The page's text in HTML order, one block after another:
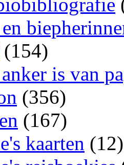
(154)
is van
(356)
(167)
kaarten (12)